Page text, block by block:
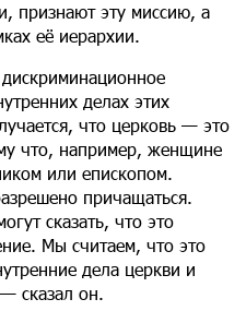
признают эту миссию, а
её иерархии.
делах этих
что церковь — это
что, например, женщине
или епископом.
причащаться.
сказать, что это
Мы считаем, что это
дела церкви и
сказал он.